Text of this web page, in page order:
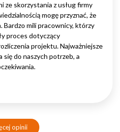
ze skorzystania z usług firmy
mogę przyznać, że
Bardzo mili pracownicy, którzy
proces dotyczący
projektu. Najważniejsze
się do naszych potrzeb, a
opinii